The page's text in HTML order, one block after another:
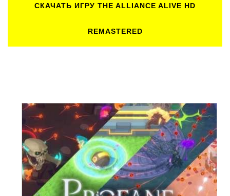
СКАЧАТЬ ИГРУ THE ALLIANCE ALIVE HD
REMASTERED